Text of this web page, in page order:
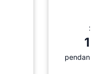
pendant